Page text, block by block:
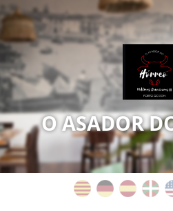
O ASADOR